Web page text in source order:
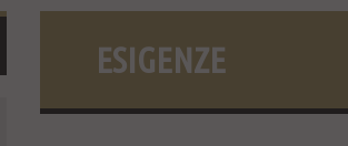
ESIGENZE